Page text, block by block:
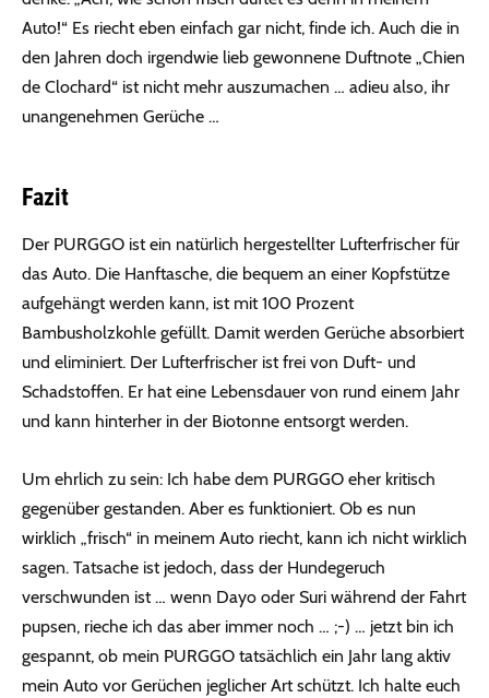
Auto!“ Es riecht eben einfach gar nicht, finde ich. Auch die in
den Jahren doch irgendwie lieb gewonnene Duftnote „Chien
de Clochard“ ist nicht mehr auszumachen … adieu also, ihr
unangenehmen Gerüche …
Fazit
Der PURGGO ist ein natürlich hergestellter Lufterfrischer für
das Auto. Die Hanftasche, die bequem an einer Kopfstütze
aufgehängt werden kann, ist mit 100 Prozent
Bambusholzkohle gefüllt. Damit werden Gerüche absorbiert
und eliminiert. Der Lufterfrischer ist frei von Duft- und
Schadstoffen. Er hat eine Lebensdauer von rund einem Jahr
und kann hinterher in der Biotonne entsorgt werden.
Um ehrlich zu sein: Ich habe dem PURGGO eher kritisch
gegenüber gestanden. Aber es funktioniert. Ob es nun
wirklich „frisch“ in meinem Auto riecht, kann ich nicht wirklich
sagen. Tatsache ist jedoch, dass der Hundegeruch
verschwunden ist … wenn Dayo oder Suri während der Fahrt
pupsen, rieche ich das aber immer noch … ;-) … jetzt bin ich
gespannt, ob mein PURGGO tatsächlich ein Jahr lang aktiv
mein Auto vor Gerüchen jeglicher Art schützt. Ich halte euch